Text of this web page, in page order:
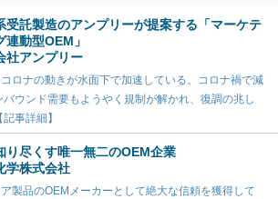
受託製造のアンプリーが提案する「マーケテ
連動型OEM」
社アンプリー
ロナの動きが水面下で加速している。コロナ禍で減
ウンド需要もようやく規制が解かれ、復調の兆し
事詳細】
り尽くす唯一無二のOEM企業
学株式会社
製品のOEMメーカーとして絶大な信頼を獲得して